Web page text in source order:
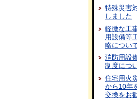
特殊災害
しました
軽微な工
用設備等
略につい
消防用設
制度につ
住宅用火
から10年
交換をお